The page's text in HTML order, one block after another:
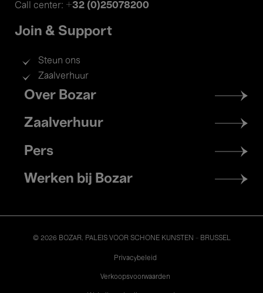
Call center: +32 (0)25078200
Join & Support
Steun ons
Zaalverhuur
Footer
menu
Over Bozar
Zaalverhuur
Pers
Werken bij Bozar
© 2026 BOZAR. PALEIS VOOR SCHONE KUNSTEN - BRUSSEL
Privacybeleid
Verkoopsvoorwaarden